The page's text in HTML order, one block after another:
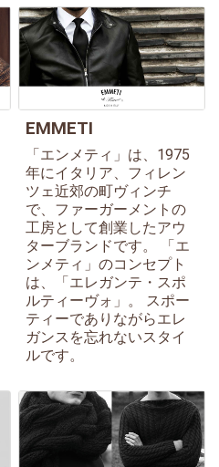
EMMETI
「エンメティ」は、1975
年にイタリア、フィレン
ツェ近郊の町ヴィンチ
で、ファーガーメントの
工房として創業したアウ
ターブランドです。 「エ
ンメティ」のコンセプト
は、「エレガンテ・スポ
ルティーヴォ」。 スポー
ティーでありながらエレ
ガンスを忘れないスタイ
ルです。